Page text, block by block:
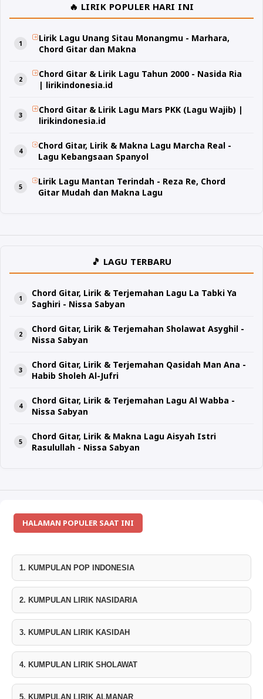
🔥 LIRIK POPULER HARI INI
Lirik Lagu Unang Sitau Monangmu - Marhara,
Chord Gitar dan Makna
Chord Gitar & Lirik Lagu Tahun 2000 - Nasida Ria
| lirikindonesia.id
Chord Gitar & Lirik Lagu Mars PKK (Lagu Wajib) |
lirikindonesia.id
Chord Gitar, Lirik & Makna Lagu Marcha Real -
Lagu Kebangsaan Spanyol
Lirik Lagu Mantan Terindah - Reza Re, Chord
Gitar Mudah dan Makna Lagu
🎵 LAGU TERBARU
Chord Gitar, Lirik & Terjemahan Lagu La Tabki Ya
Saghiri - Nissa Sabyan
Chord Gitar, Lirik & Terjemahan Sholawat Asyghil -
Nissa Sabyan
Chord Gitar, Lirik & Terjemahan Qasidah Man Ana -
Habib Sholeh Al-Jufri
Chord Gitar, Lirik & Terjemahan Lagu Al Wabba -
Nissa Sabyan
Chord Gitar, Lirik & Makna Lagu Aisyah Istri
Rasulullah - Nissa Sabyan
HALAMAN POPULER SAAT INI
1. KUMPULAN POP INDONESIA
2. KUMPULAN LIRIK NASIDARIA
3. KUMPULAN LIRIK KASIDAH
4. KUMPULAN LIRIK SHOLAWAT
5. KUMPULAN LIRIK ALMANAR